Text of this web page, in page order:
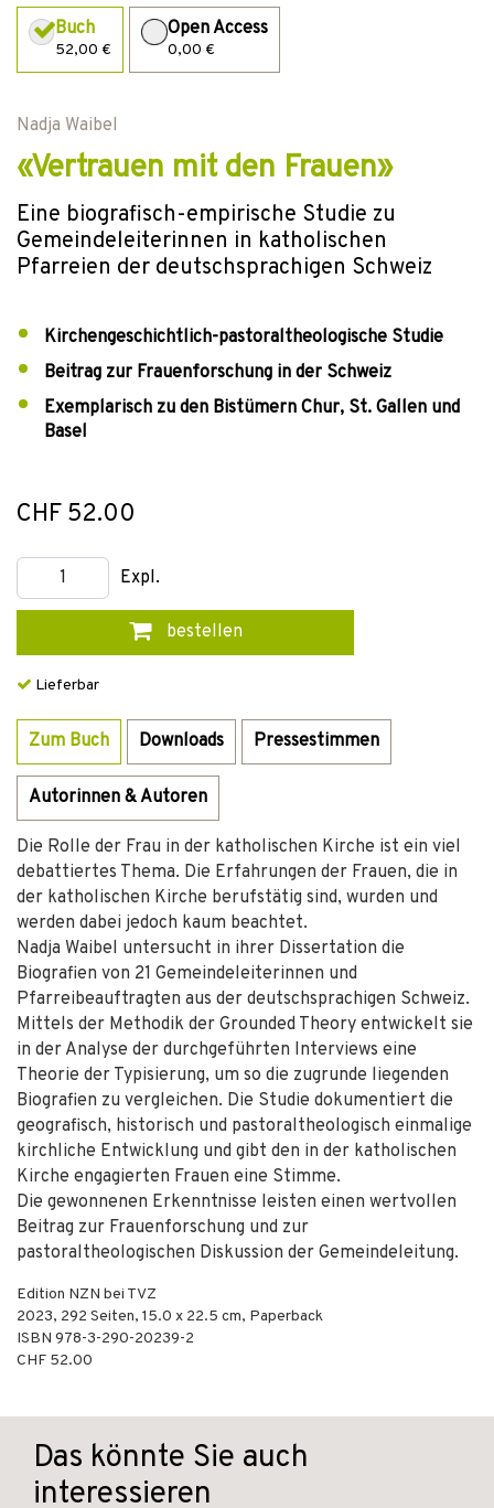
Buch
52,00 €
Open Access
0,00 €
Nadja Waibel
«Vertrauen mit den Frauen»
Eine biografisch-empirische Studie zu
Gemeindeleiterinnen in katholischen
Pfarreien der deutschsprachigen Schweiz
Kirchengeschichtlich-pastoraltheologische Studie
Beitrag zur Frauenforschung in der Schweiz
Exemplarisch zu den Bistümern Chur, St. Gallen und
Basel
CHF 52.00
Expl.
bestellen
Lieferbar
Zum Buch Downloads Pressestimmen
Autorinnen & Autoren
Die Rolle der Frau in der katholischen Kirche ist ein viel
debattiertes Thema. Die Erfahrungen der Frauen, die in
der katholischen Kirche berufstätig sind, wurden und
werden dabei jedoch kaum beachtet.
Nadja Waibel untersucht in ihrer Dissertation die
Biografien von 21 Gemeindeleiterinnen und
Pfarreibeauftragten aus der deutschsprachigen Schweiz.
Mittels der Methodik der Grounded Theory entwickelt sie
in der Analyse der durchgeführten Interviews eine
Theorie der Typisierung, um so die zugrunde liegenden
Biografien zu vergleichen. Die Studie dokumentiert die
geografisch, historisch und pastoraltheologisch einmalige
kirchliche Entwicklung und gibt den in der katholischen
Kirche engagierten Frauen eine Stimme.
Die gewonnenen Erkenntnisse leisten einen wertvollen
Beitrag zur Frauenforschung und zur
pastoraltheologischen Diskussion der Gemeindeleitung.
Edition NZN bei TVZ
2023, 292 Seiten, 15.0 x 22.5 cm, Paperback
ISBN 978-3-290-20239-2
CHF 52.00
Das könnte Sie auch
interessieren